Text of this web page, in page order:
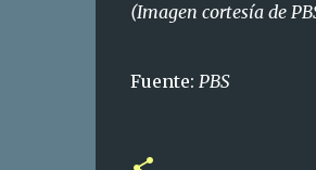
(Imagen cortesía de
Fuente: PBS